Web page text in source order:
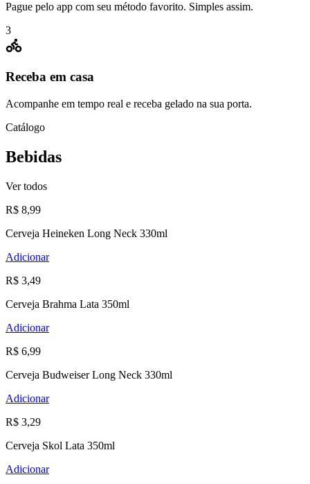
Pague pelo app com seu método favorito. Simples assim.
3
Receba em casa
Acompanhe em tempo real e receba gelado na sua porta.
Catálogo
Bebidas
Ver todos
R$ 8,99
Cerveja Heineken Long Neck 330ml
Adicionar
R$ 3,49
Cerveja Brahma Lata 350ml
Adicionar
R$ 6,99
Cerveja Budweiser Long Neck 330ml
Adicionar
R$ 3,29
Cerveja Skol Lata 350ml
Adicionar